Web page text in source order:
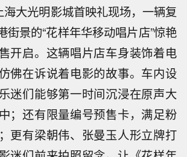
大光明影城首映礼现场，一辆复
街景的“花样年华移动唱片店”惊艳
开启。这辆唱片店车身装饰着电
佛在诉说着电影的故事。车内设
迷们能够第一时间沉浸在原声大
；还有限量编号预售卡，满足粉
更有梁朝伟、张曼玉人形立牌打